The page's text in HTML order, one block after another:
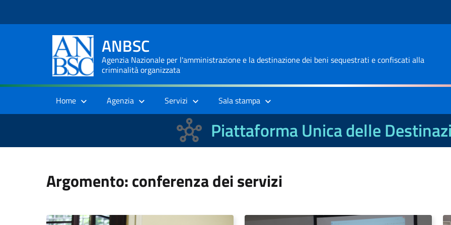
ANBSC
Agenzia Nazionale per l'amministrazione e la destinazione dei beni sequestrati e confiscati alla
criminalità organizzata
Home Agenzia Servizi Sala stampa
Piattaforma Unica delle
Argomento: conferenza dei servizi